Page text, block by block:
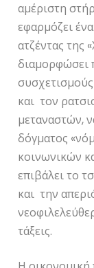
αμέριστη
εφαρμόζει
ατζέντας της
διαμορφώσει
συσχετισμούς
και τον
μεταναστών,
δόγματος
κοινωνικών
επιβάλει το
και την
τάξεις.